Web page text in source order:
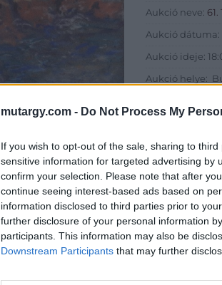
mutargy.com - Do Not Process My
If you wish to opt-out of the sale, sharing to
sensitive information for targeted advertising by
confirm your selection. Please note that after
continue seeing interest-based ads based on
information disclosed to third parties prior to
further disclosure of your personal information
participants. This information may also be
Downstream Participants that may further
Aukció neve:
Aukció dátuma:
Aukció ideje:
Aukció helye:
Eladó adatai
Bemutatkozás: